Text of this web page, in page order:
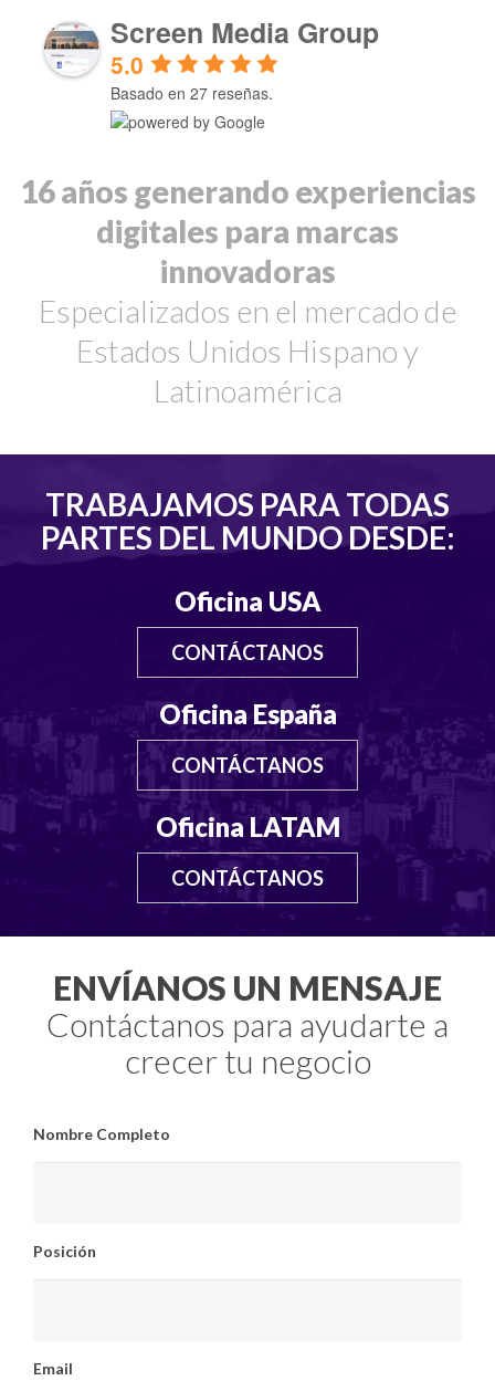
Screen Media Group
5.0
Basado en 27 reseñas.
19años generando experiencias
digitales para marcas
innovadoras
Especializados en el mercado de
Estados Unidos Hispano y
Latinoamérica
TRABAJAMOS PARA TODAS
PARTES DEL MUNDO DESDE:
Oficina USA
CONTÁCTANOS
Oficina España
CONTÁCTANOS
Oficina LATAM
CONTÁCTANOS
ENVÍANOS UN MENSAJE
Contáctanos para ayudarte a
crecer tu negocio
Nombre Completo
Posición
Email